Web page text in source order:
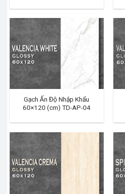
Gạch Ấn Độ Nhập Khẩu
60×120 (cm) TD-AP-04